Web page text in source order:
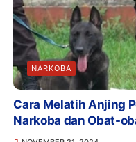
NARKOBA
Cara Melatih Anjing
Narkoba dan Obat-